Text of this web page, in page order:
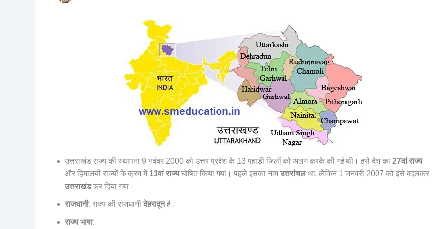
उत्तराखंड राज्य की स्थापना 9 नवंबर 2000 को उत्तर प्रदेश के 13 पहाड़ी जिलों को अलग करके की गई थी। इसे देश का 27वां राज्य
और हिमालयी राज्यों के क्रम में 11वां राज्यघोषित किया गया। पहले इसका नामउत्तरांचलथा, लेकिन 1 जनवरी 2007 को इसे बदलकर
उत्तराखंडकर दिया गया।
राजधानी: राज्य की राजधानी देहरादूनहै।
राज्य भाषा: